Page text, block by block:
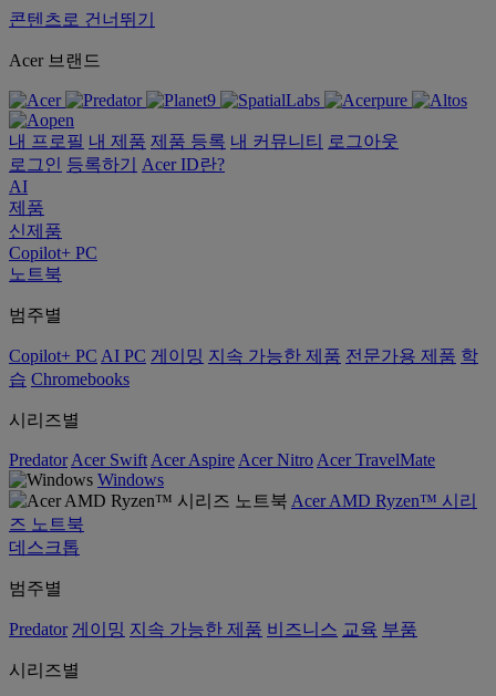
콘텐츠로 건너뛰기
Acer 브랜드
내 프로필 내 제품 제품 등록 내 커뮤니티
로그아웃
로그인
등록하기
Acer ID란?
AI
제품
신제품
Copilot+ PC
노트북
범주별
Copilot+ PC AI PC 게이밍 지속 가능한 제품 전문가용 제품 학
습 Chromebooks
시리즈별
Predator Acer Swift Acer Aspire Acer Nitro Acer TravelMate
Windows
Acer AMD Ryzen™ 시리
즈 노트북
데스크톱
범주별
Predator 게이밍 지속 가능한 제품 비즈니스 교육 부품
시리즈별